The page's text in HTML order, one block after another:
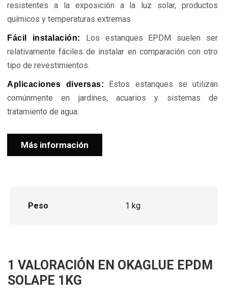
resistentes a la exposición a la luz solar, productos
químicos y temperaturas extremas.
Fácil instalación:
Los estanques EPDM suelen ser
relativamente fáciles de instalar en comparación con otro
tipo de revestimientos.
Aplicaciones diversas:
Estos estanques se utilizan
comúnmente en jardines, acuarios y sistemas de
tratamiento de agua.
Más información
Peso 1 kg
1 VALORACIÓN EN OKAGLUE EPDM
SOLAPE 1KG